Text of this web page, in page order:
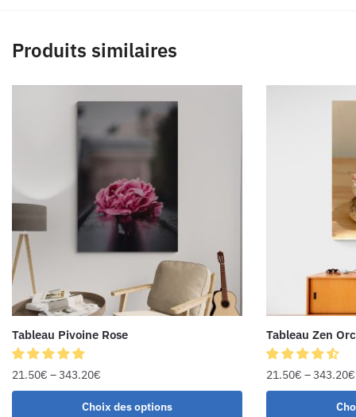
Produits similaires
Tableau Pivoine Rose
21.50€ –343.20€
Choix des options
Tableau Zen
21.50€ –343.20€